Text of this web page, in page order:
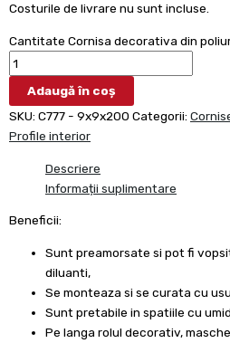
Costurile de livrare nu sunt incluse.
Cantitate Cornisa decorativa din
Adaugă în coș
SKU: C777 - 9x9x200 Categorii:
Profile interior
Descriere
Informații suplimentare
Beneficii:
Sunt preamorsate si pot fi
diluanti,
Se monteaza si se curata cu
Sunt pretabile in spatiile cu
Pe langa rolul decorativ,